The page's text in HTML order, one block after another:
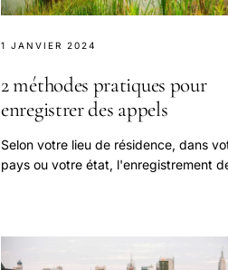
1 JANVIER 2024
2 méthodes pratiques pour
enregistrer des appels
Selon votre lieu de résidence, dans
pays ou votre état, l'enregistrement